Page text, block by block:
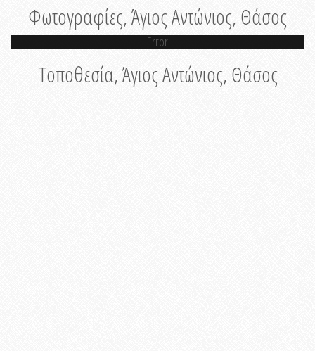
Φωτογραφίες, Άγιος Αντώνιος, Θάσος
Error
Τοποθεσία, Άγιος Αντώνιος, Θάσος